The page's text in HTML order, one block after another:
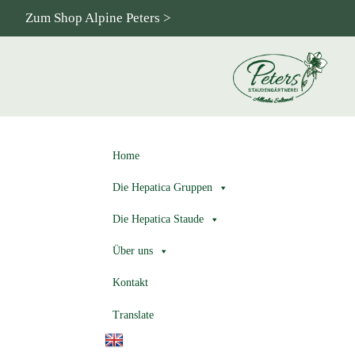
Zum Shop Alpine Peters >
Home
Die Hepatica Gruppen
Die Hepatica Staude
Über uns
Kontakt
Translate